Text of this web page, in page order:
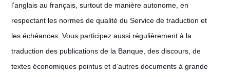
l’anglais au français, surtout de manière autonome, en
respectant les normes de qualité du Service de traduction et
les échéances. Vous participez aussi régulièrement à la
traduction des publications de la Banque, des discours, de
textes économiques pointus et d’autres documents à grande